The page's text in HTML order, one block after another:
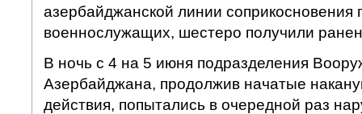
азербайджанской линии соприкосновения
военнослужащих, шестеро получили
В ночь с 4 на 5 июня подразделения
Азербайджана, продолжив начатые
действия, попытались в очередной раз